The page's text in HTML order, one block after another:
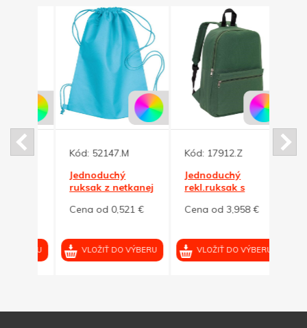
Kód:52147.M
Jednoduchý
ruksak z netkanej
Cena od 0,521 €
VLOŽIŤ DO VÝBERU
Kód:17912.Z
Jednoduchý
rekl.ruksak s
vreckom,tm.zelený
Cena od 3,958 €
VLOŽIŤ DO VÝBERU
Kód: